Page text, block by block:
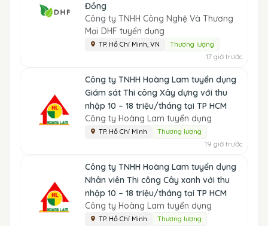
Đồng
Công ty TNHH Công Nghệ Và Thương
Mại DHF tuyển dụng
TP. Hồ Chí Minh, VN Thương lượng
17 giờ trước
Công ty TNHH Hoàng Lam tuyển dụng
Giám sát Thi công Xây dựng với thu
nhập 10 – 18 triệu/tháng tại TP HCM
Công ty Hoàng Lam tuyển dụng
TP. Hồ Chí Minh Thương lượng
19 giờ trước
Công ty TNHH Hoàng Lam tuyển dụng
Nhân viên Thi công Cây xanh với thu
nhập 10 – 18 triệu/tháng tại TP HCM
Công ty Hoàng Lam tuyển dụng
TP. Hồ Chí Minh Thương lượng